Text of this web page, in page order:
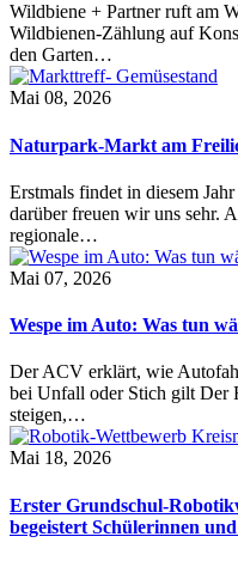
Wildbiene + Partner ruft am
Wildbienen-Zählung auf
den Garten…
Mai 08, 2026
Naturpark-Markt am
Erstmals findet in diesem
darüber freuen wir uns sehr.
regionale…
Mai 07, 2026
Wespe im Auto: Was tun
Der ACV erklärt, wie
bei Unfall oder Stich gilt Der
steigen,…
Mai 18, 2026
Erster Grundschul-
begeistert Schülerinnen